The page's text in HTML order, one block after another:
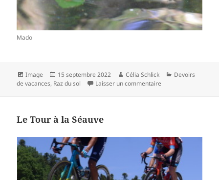
Mado
Format
Image
Publié
le
15 septembre 2022 Auteur
Célia Schlick Catégories
Devoirs
de vacances, Raz du sol Laisser un commentaire
Le Tour à la Séauve